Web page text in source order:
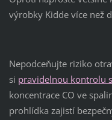
výrobky Kidde více než
Nepodceňujte riziko
si pravidelnou kontrolu
koncentrace CO ve
prohlídka zajistí